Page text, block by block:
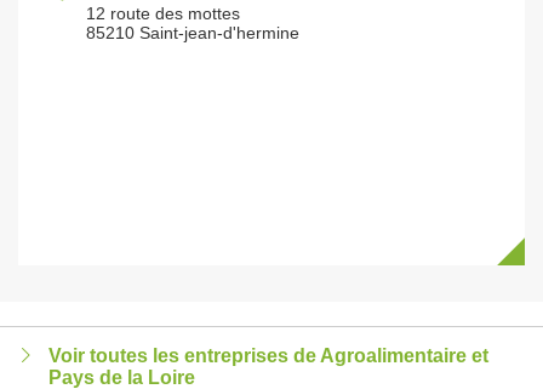
12 route des mottes
85210 Saint-jean-d'hermine
Voir toutes les entreprises de Agroalimentaire et
Pays de la Loire